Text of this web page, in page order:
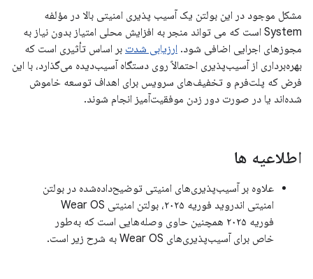
مشکل موجود در این بولتن یک آسیب پذیری امنیتی بالا در مؤلفه
System است که می تواند منجر به افزایش محلی امتیاز بدون نیاز به
مجوزهای اجرایی اضافی شود. ارزیابی شدت بر اساس تأثیری است که
بهره‌برداری از آسیب‌پذیری احتمالاً روی دستگاه آسیب‌دیده می‌گذارد، با این
فرض که پلت‌فرم و تخفیف‌های سرویس برای اهداف توسعه خاموش
شده‌اند یا در صورت دور زدن موفقیت‌آمیز انجام شوند.
اطلاعیه ها
علاوه بر آسیب‌پذیری‌های امنیتی توضیح‌داده‌شده در بولتن
امنیتی اندروید فوریه ۲۰۲۵، بولتن امنیتی Wear OS
فوریه ۲۰۲۵ همچنین حاوی وصله‌هایی است که به‌طور
خاص برای آسیب‌پذیری‌های Wear OS به شرح زیر است.